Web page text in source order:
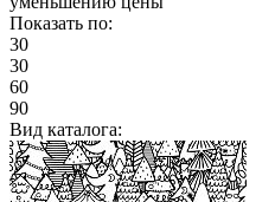
Показать по:
30
30
60
90
Вид каталога: